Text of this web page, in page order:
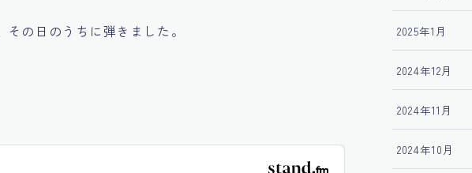
の日のうちに弾きました。
2025年1月
2024年12月
2024年11月
2024年10月